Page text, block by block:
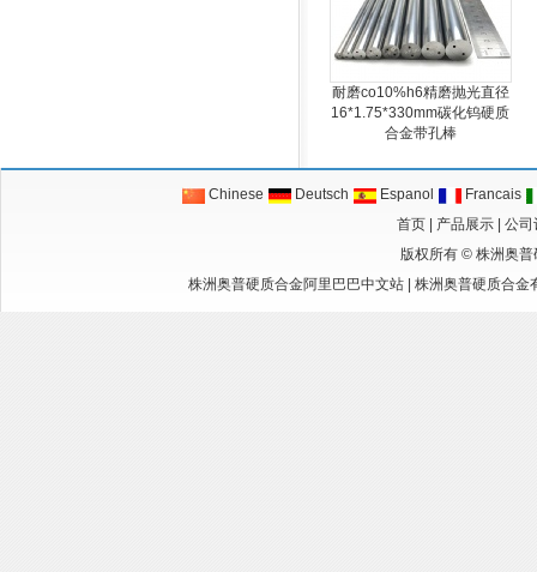
耐磨co10%h6精磨抛光直径
16*1.75*330mm碳化钨硬质
合金带孔棒
Chinese Deutsch Espanol
Francais
首页
产品展示
公司
版权所有 © 株洲奥普
株洲奥普硬质合金阿里巴巴中文站| 株洲奥普硬质合金